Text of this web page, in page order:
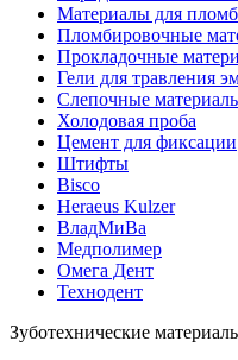
Материалы для
Пломбировочные
Прокладочные
Гели для травления
Слепочные
Холодовая проба
Цемент для фиксации
Штифты
Bisco
Heraeus Kulzer
ВладМиВа
Медполимер
Омега Дент
Технодент
Зуботехнические